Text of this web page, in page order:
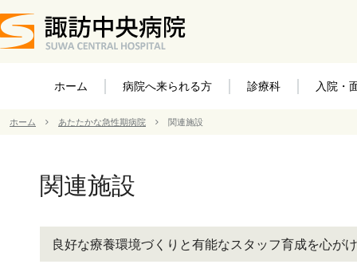
ホーム 病院へ来られる方 診療科 入院・
ホーム あたたかな急性期病院 関連施設
関連施設
良好な療養環境づくりと有能なスタッフ育成を心が